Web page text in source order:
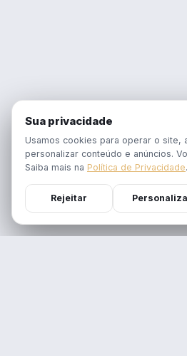
Sua privacidade
Usamos cookies para operar o site,
personalizar conteúdo e anúncios.
Saiba mais na Política de Privacidade.
Rejeitar